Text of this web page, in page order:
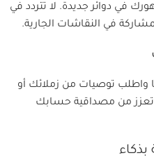
في دوائر جديدة. لا تتردد في
في النقاشات الجارية.
واطلب توصيات من زملائك أو
تعزز من مصداقية حسابك
بذكاء